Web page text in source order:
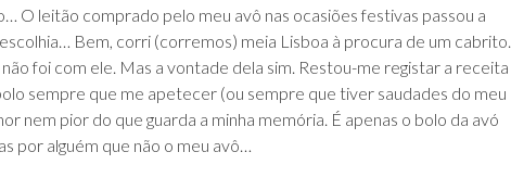
O leitão comprado pelo meu avô nas ocasiões festivas passou a
Bem, corri (corremos) meia Lisboa à procura de um cabrito.
foi com ele. Mas a vontade dela sim. Restou-me registar a receita
sempre que me apetecer (ou sempre que tiver saudades do meu
nem pior do que guarda a minha memória. É apenas o bolo da avó
por alguém que não o meu avô…